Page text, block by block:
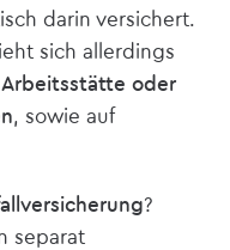
darin versichert.
sich allerdings
Arbeitsstätte oder
, sowie auf
?
separat